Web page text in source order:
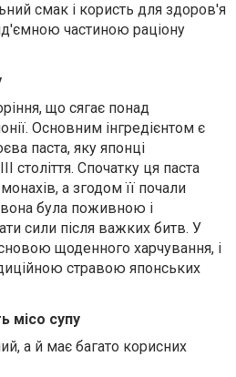
смак і користь для здоров'я
частиною раціону
що сягає понад
Основним інгредієнтом є
паста, яку японці
Спочатку ця паста
а згодом її почали
була поживною і
сили після важких битв. У
щоденного харчування, і
стравою японських
місо супу
а й має багато корисних